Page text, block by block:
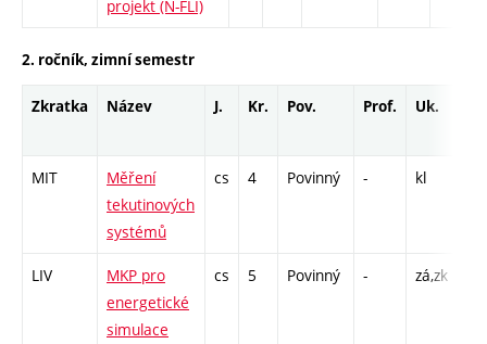
projekt (N-FLI)
2. ročník, zimní semestr
Zkratka Název J. Kr. Pov. Prof. Uk.
MIT
Měření
tekutinových
systémů
cs 4 Povinný - kl
LIV
MKP pro
energetické
simulace
cs 5 Povinný - zá,zk